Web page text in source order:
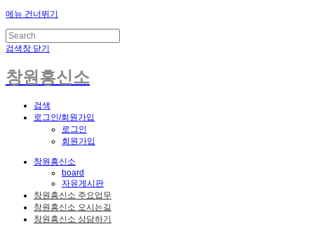
메뉴 건너뛰기
검색창 닫기
창원흥신소
검색
로그인/회원가입
로그인
회원가입
창원흥신소
board
자유게시판
창원흥신소 주요업무
창원흥신소 오시는길
창원흥신소 상담하기